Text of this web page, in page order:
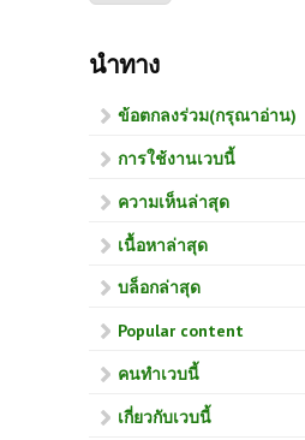
นำทาง
ข้อตกลงร่วม(กรุณาอ่าน)
การใช้งานเวบนี้
ความเห็นล่าสุด
เนื้อหาล่าสุด
บล็อกล่าสุด
Popular content
คนทำเวบนี้
เกี่ยวกับเวบนี้